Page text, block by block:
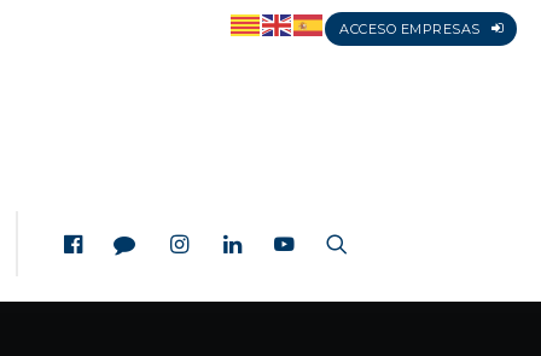
ACCESO EMPRESAS